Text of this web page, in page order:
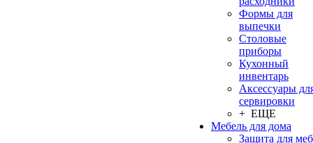
Формы для
выпечки
Столовые
приборы
Кухонный
инвентарь
Аксессуары
сервировки
+ ЕЩЕ
Мебель для дома
Защита для